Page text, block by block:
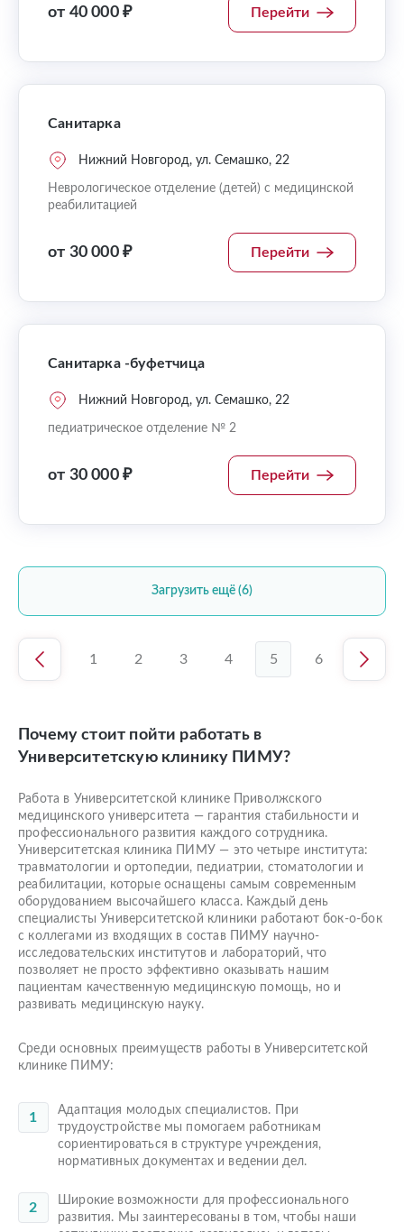
от 40 000 ₽ Перейти
Санитарка
Нижний Новгород, ул. Семашко, 22
Неврологическое отделение (детей) с медицинской
реабилитацией
от 30 000 ₽ Перейти
Санитарка -буфетчица
Нижний Новгород, ул. Семашко, 22
педиатрическое отделение № 2
от 30 000 ₽ Перейти
Загрузить ещё (6)
1 2 3 4 5 6
Почему стоит пойти работать в
Университетскую клинику ПИМУ?
Работа в Университетской клинике Приволжского
медицинского университета — гарантия стабильности и
профессионального развития каждого сотрудника.
Университетская клиника ПИМУ — это четыре института:
травматологии и ортопедии, педиатрии, стоматологии и
реабилитации, которые оснащены самым современным
оборудованием высочайшего класса. Каждый день
специалисты Университетской клиники работают бок-о-бок
с коллегами из входящих в состав ПИМУ научно-
исследовательских институтов и лабораторий, что
позволяет не просто эффективно оказывать нашим
пациентам качественную медицинскую помощь, но и
развивать медицинскую науку.
Среди основных преимуществ работы в Университетской
клинике ПИМУ:
Адаптация молодых специалистов. При
трудоустройстве мы помогаем работникам
сориентироваться в структуре учреждения,
нормативных документах и ведении дел.
Широкие возможности для профессионального
развития. Мы заинтересованы в том, чтобы наши